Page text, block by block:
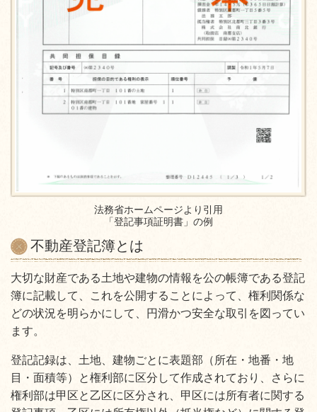
不動産登記簿とは
大切な財産である土地や建物の情報を公の帳簿である登記
簿に記載して、これを公開することによって、権利関係な
どの状況を明らかにして、円滑かつ安全な取引を図ってい
ます。
登記記録は、土地、建物ごとに表題部（所在・地番・地
目・面積等）と権利部に区分して作成されており、さらに
権利部は甲区と乙区に区分され、甲区には所有者に関する
法務省ホームページより引用
「登記事項証明書」の例